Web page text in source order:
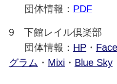
団体情報： PDF
9 下館レイル倶楽部
団体情報： HP・
グラム ・ Mixi・ Blue Sky